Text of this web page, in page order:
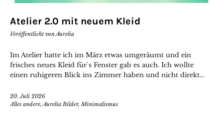
Atelier 2.0 mit neuem Kleid
Veröffentlicht vonAurelia
Im Atelier hatte ich im März etwas umgeräumt und ein
frisches neues Kleid für`s Fenster gab es auch. Ich wollte
einen ruhigeren Blick ins Zimmer haben und nicht direkt...
20. Juli 2026
Alles andere,Aurelia Bilder,Minimalismus